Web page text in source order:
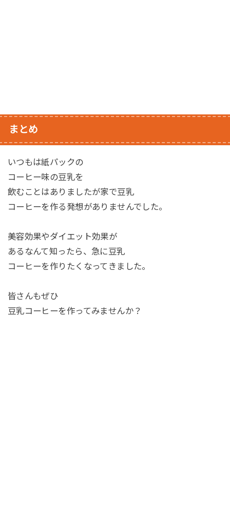
まとめ
いつもは紙パックの
コーヒー味の豆乳を
飲むことはありましたが家で豆乳
コーヒーを作る発想がありませんでした。
美容効果やダイエット効果が
あるなんて知ったら、急に豆乳
コーヒーを作りたくなってきました。
皆さんもぜひ
豆乳コーヒーを作ってみませんか？